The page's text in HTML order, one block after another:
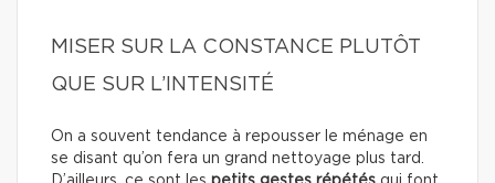
MISER SUR LA CONSTANCE PLUTÔT
QUE SUR L’INTENSITÉ
On a souvent tendance à repousser le ménage en
se disant qu’on fera un grand nettoyage plus tard.